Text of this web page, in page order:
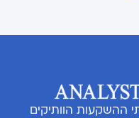
ההשקעות הוותיקים